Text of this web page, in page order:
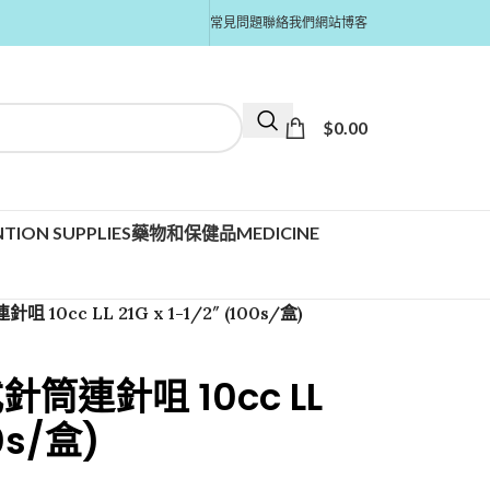
常見問題聯絡我們網站博客
$0.00
SUPPLIES藥物和保健品MEDICINE
針咀 10cc LL 21G x 1-1/2″ (100s/盒)
筒連針咀 10cc LL
盒)